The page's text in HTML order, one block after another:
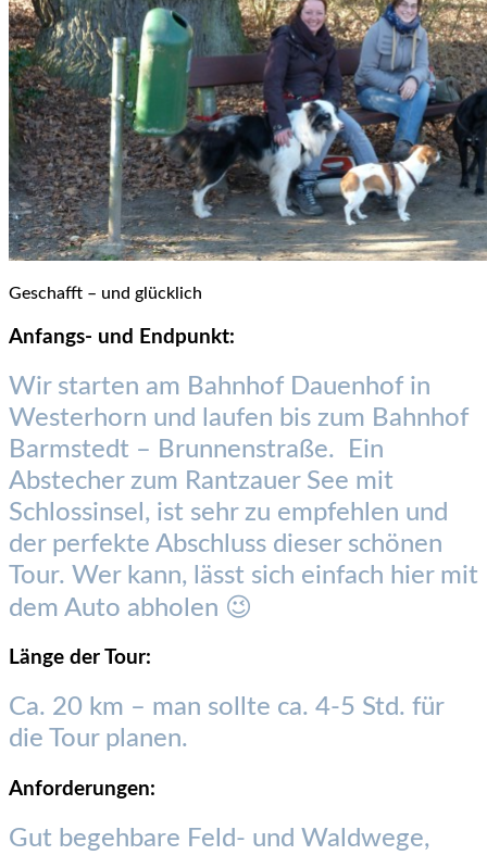
Geschafft – und glücklich
Anfangs- und Endpunkt:
Wir starten am Bahnhof Dauenhof in
Westerhorn und laufen bis zum Bahnhof
Barmstedt – Brunnenstraße. Ein
Abstecher zum Rantzauer See mit
Schlossinsel, ist sehr zu empfehlen und
der perfekte Abschluss dieser schönen
Tour. Wer kann, lässt sich einfach hier mit
dem Auto abholen 😉
Länge der Tour:
Ca. 20 km – man sollte ca. 4-5 Std. für
die Tour planen.
Anforderungen:
Gut begehbare Feld- und Waldwege,